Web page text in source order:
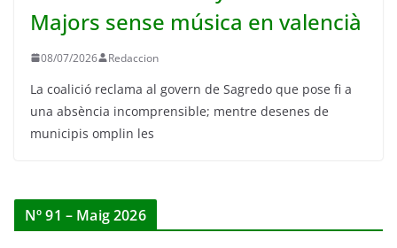
Majors sense música en valencià
08/07/2026 Redaccion
La coalició reclama al govern de Sagredo que pose fi a
una absència incomprensible; mentre desenes de
municipis omplin les
Nº 91 – Maig 2026